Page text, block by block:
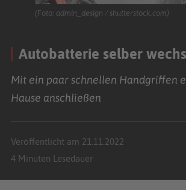
(Foto: admin_design / shutterstock.com)
Autobatterie selber
Mit ein paar schnellen Handgriffen
Hause anschließen
Veröffentlicht am 21.11.2022
4 Minuten Lesedauer